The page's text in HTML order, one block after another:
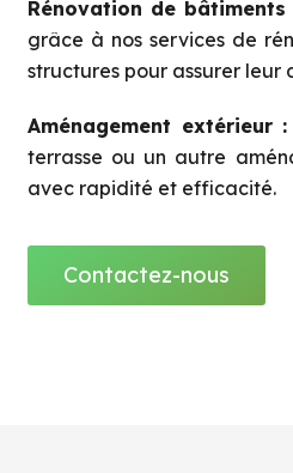
Rénovation de bâtiments
grâce à nos services de
structures pour assurer leur
Aménagement extérieur :
terrasse ou un autre
avec rapidité et efficacité.
Contactez-nous